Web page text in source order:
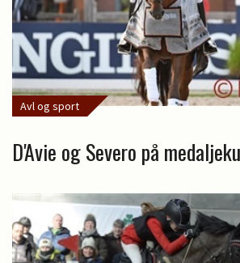
Avl og sport
D'Avie og Severo på